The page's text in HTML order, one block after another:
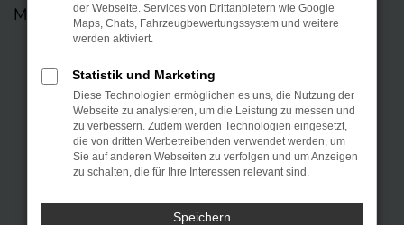
Mo – Fr: 08:00 – 18:00 Uhr
der Webseite. Services von Drittanbietern wie Google
Maps, Chats, Fahrzeugbewertungssystem und weitere
werden aktiviert.
Statistik und Marketing
Diese Technologien ermöglichen es uns, die Nutzung der
Webseite zu analysieren, um die Leistung zu messen und
zu verbessern. Zudem werden Technologien eingesetzt,
die von dritten Werbetreibenden verwendet werden, um
Sie auf anderen Webseiten zu verfolgen und um Anzeigen
zu schalten, die für Ihre Interessen relevant sind.
Speichern